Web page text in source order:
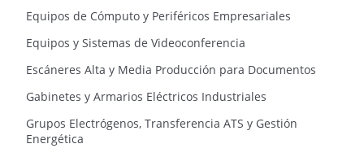
Equipos de Cómputo y Periféricos Empresariales
Equipos y Sistemas de Videoconferencia
Escáneres Alta y Media Producción para Documentos
Gabinetes y Armarios Eléctricos Industriales
Grupos Electrógenos, Transferencia ATS y Gestión
Energética